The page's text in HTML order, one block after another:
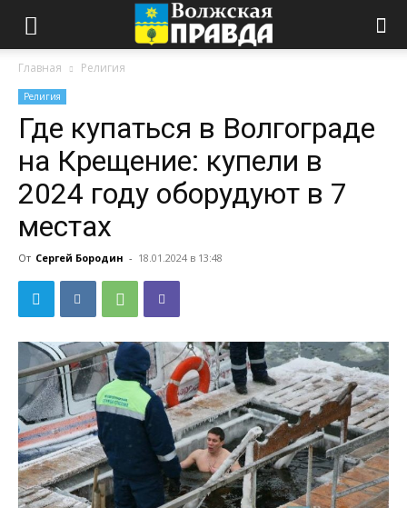
Главная Религия
Религия
Где купаться в Волгограде
на Крещение: купели в
2024 году оборудуют в 7
местах
От Сергей Бородин - 18.01.2024 в 13:48